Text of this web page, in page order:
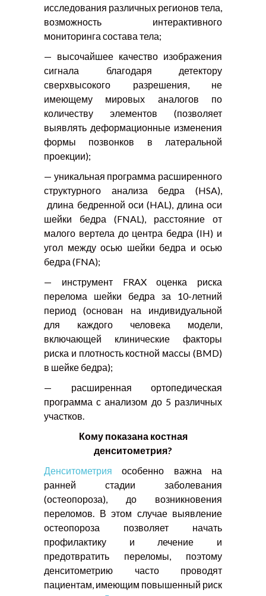
исследования различных регионов тела,
возможность интерактивного
мониторинга состава тела;
— высочайшее качество изображения
сигнала благодаря детектору
сверхвысокого разрешения, не
имеющему мировых аналогов по
количеству элементов (позволяет
выявлять деформационные изменения
формы позвонков в латеральной
проекции);
— уникальная программа расширенного
структурного анализа бедра (HSA),
длина бедренной оси (HAL), длина оси
шейки бедра (FNAL), расстояние от
малого вертела до центра бедра (IH) и
угол между осью шейки бедра и осью
бедра (FNA);
— инструмент FRAX оценка риска
перелома шейки бедра за 10-летний
период (основан на индивидуальной
для каждого человека модели,
включающей клинические факторы
риска и плотность костной массы (BMD)
в шейке бедра);
— расширенная ортопедическая
программа с анализом до 5 различных
участков.
Кому показана костная
денситометрия?
Денситометрия особенно важна на
ранней стадии заболевания
(остеопороза), до возникновения
переломов. В этом случае выявление
остеопороза позволяет начать
профилактику и лечение и
предотвратить переломы, поэтому
денситометрию часто проводят
пациентам, имеющим повышенный риск